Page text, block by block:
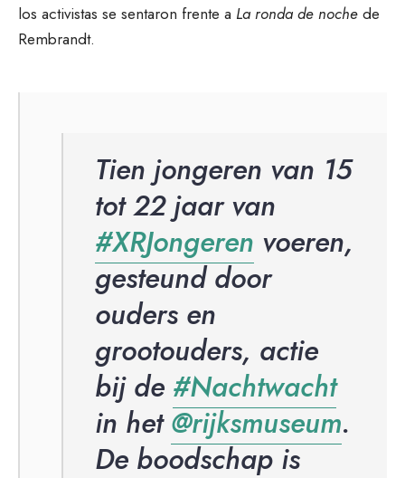
los activistas se sentaron frente a La ronda de noche de
Rembrandt.
Tien jongeren van 15
tot 22 jaar van
#XRJongeren voeren,
gesteund door
ouders en
grootouders, actie
bij de #Nachtwacht
in het@rijksmuseum.
De boodschap is